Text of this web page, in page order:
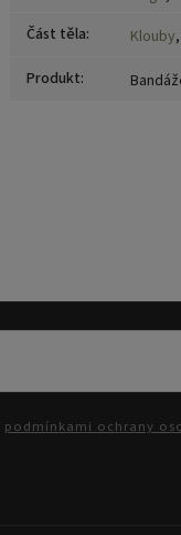
Část těla: Klouby,
Produkt:
podmínkami ochrany